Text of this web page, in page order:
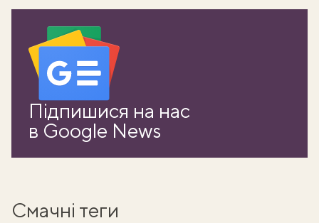
Підпишися на нас
в Google News
Смачні теги